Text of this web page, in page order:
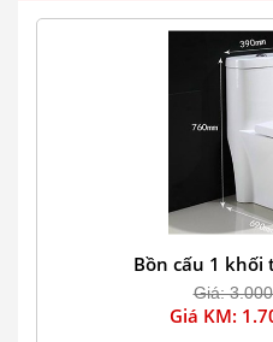
Bồn cấu 1 khối
Giá:
Giá KM: